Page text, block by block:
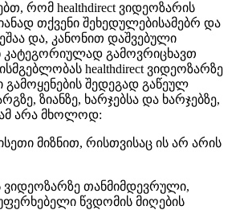
ბთ, რომ healthdirect ვიდეოზარის
ანად თქვენი შეხედულებისამებრ და
ეშაა და, კანონით დაშვებული
კატეგორიულად გამოვრიცხავთ
ისმგებლობას healthdirect ვიდეოზარზე
გამოყენების შედეგად გაწეულ
რგზე, ზიანზე, ხარჯებსა და ხარჯებზე,
მ არა მხოლოდ:
სეთი მიზნით, რისთვისაც ის არ არის
ვიდეოზარზე თანმიმდევრული,
ფერხებელი წვდომის მიღების